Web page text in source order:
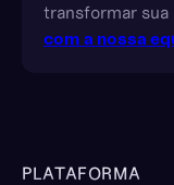
transformar sua
com a nossa
PLATAFORMA